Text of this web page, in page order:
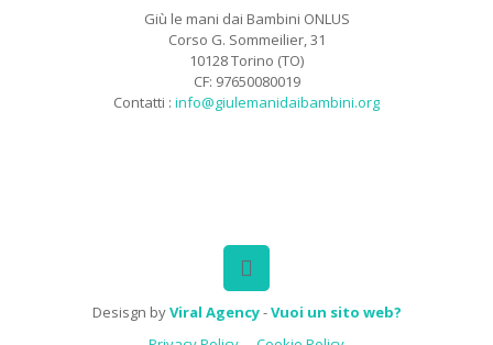
Giù le mani dai Bambini ONLUS
Corso G. Sommeilier, 31
10128 Torino (TO)
CF: 97650080019
Contatti : info@giulemanidaibambini.org
Desisgn byViral Agency-Vuoi un sito web?